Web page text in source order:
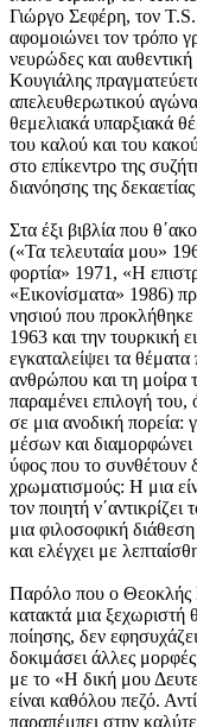
Γιώργο Σεφέρη, τον
αφομοιώνει τον τρόπο
νευρώδες και
Κουγιάλης
απελευθερωτικού
θεμελιακά υπαρξιακά
του καλού και του
στο επίκεντρο της
διανόησης της
Στα έξι βιβλία που
(«Τα τελευταία μου»
φορτία» 1971, «Η
«Εικονίσματα» 1986)
νησιού που προκλήθηκε
1963 και την τουρκική
εγκαταλείψει τα
ανθρώπου και τη μοίρα
παραμένει επιλογή
σε μια ανοδική πορεία:
μέσων και διαμορφώνει
ύφος που το συνθέτουν
χρωματισμούς: Η μια
τον ποιητή
μια φιλοσοφική διάθεση
και ελέγχει με
Παρόλο που ο Θεοκλής
κατακτά μια ξεχωριστή
ποίησης, δεν
δοκιμάσει άλλες
με το «Η δική μου
είναι καθόλου πεζό.
παραπέμπει στην